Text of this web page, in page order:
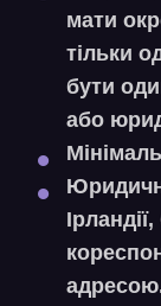
мати
тільки
бути
або